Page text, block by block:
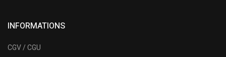
INFORMATIONS
CGV / CGU